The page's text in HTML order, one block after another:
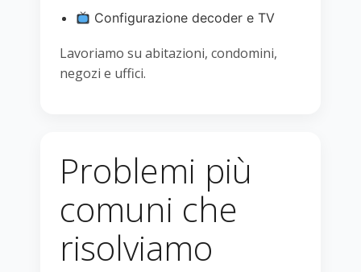
Configurazione decoder e TV
Lavoriamo su abitazioni, condomini,
negozi e uffici.
Problemi più
comuni che
risolviamo